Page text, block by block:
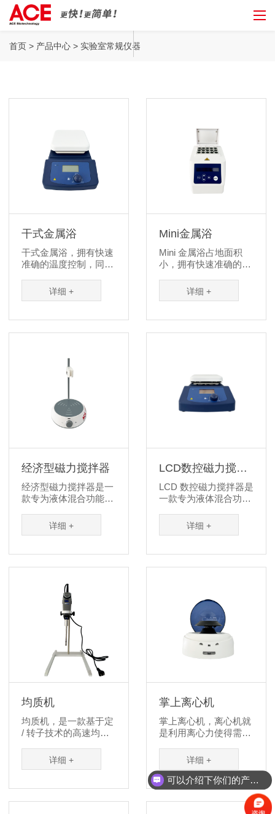
实验室常规仪器
首页 > 产品中心 > 实验室常规仪器
干式金属浴
干式金属浴，拥有快速
准确的温度控制，同时
容纳多种加热模块适配
各种试管以满足不同实
详细 +
Mini金属浴
Mini 金属浴占地面积
小，拥有快速准确的温
能，可容纳多种加热模
块适配各种试管以满足
详细 +
经济型磁力搅拌器
经济型磁力搅拌器是一
款专为液体混合功能定
可靠，搅拌强劲，并配
有电极支架，从而成为
合、常规试验、液体处
理、水质和环境监测，
培养等应用领域。
详细 +
LCD数控磁力搅拌
器
LCD 数控磁力搅拌器是
一款专为液体混合功能
计可靠，搅拌强劲，是
化学分析、生物试剂混
理、水质和环境监测，
药物和食品分析、液体
详细 +
均质机
均质机，是一款基于定
/ 转子技术的高速均质
快速均质、乳化、悬浮
或者破碎生物样品而设
胞，细菌，酵母，植物
样品等。根据样品体积
详细 +
掌上离心机
掌上离心机，离心机就
是利用离心力使得需要
速分离的机器。用于核
酸提取、蛋白纯化、细
胞制备等多种应用中对
生物样品进行快速预处
理。
详细 +
可以介绍下你们的产品么？